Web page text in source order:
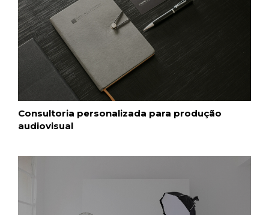
Consultoria personalizada para produção
audiovisual